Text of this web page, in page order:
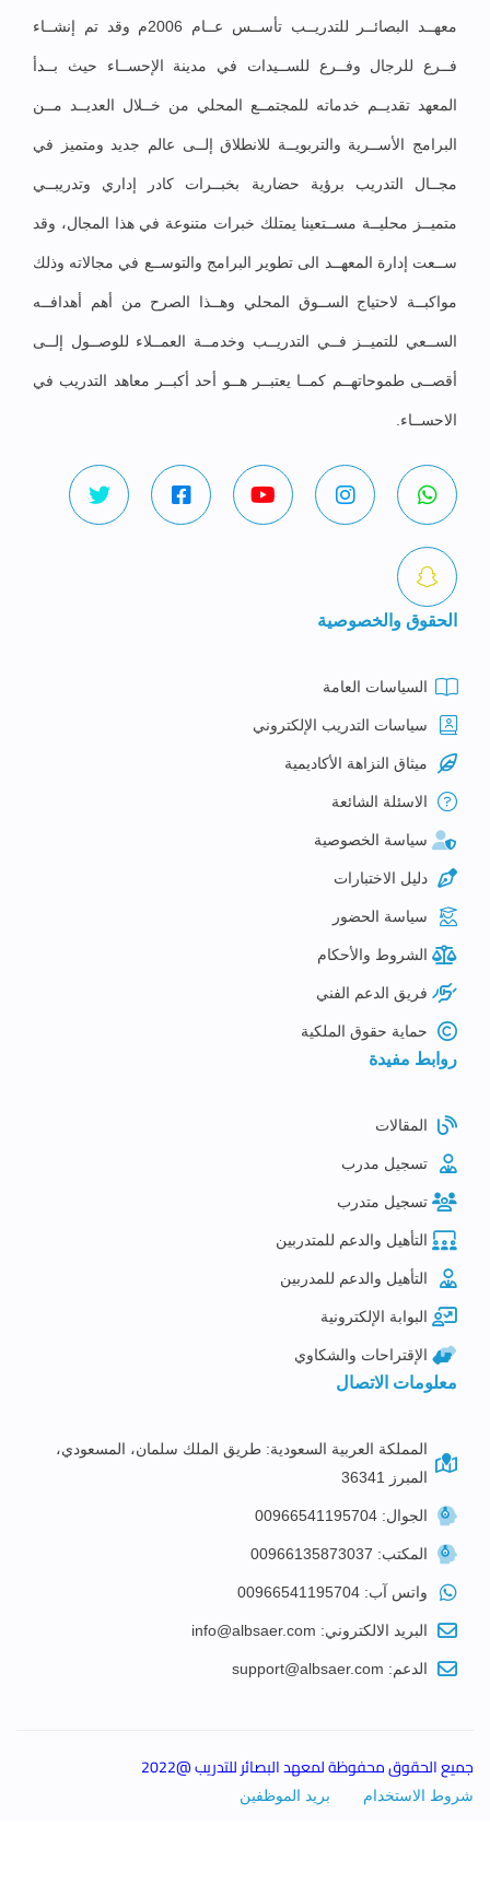
معهــد البصائــر للتدريــب تأســس عــام 2006م وقد تم إنشــاء
فــرع للرجال وفــرع للســيدات في مدينة الإحســاء حيث بــدأ
المعهد تقديــم خدماته للمجتمــع المحلي من خــلال العديــد مــن
البرامج الأســرية والتربويــة للانطلاق إلــى عالم جديد ومتميز في
مجــال التدريب برؤية حضارية بخبــرات كادر إداري وتدريبــي
متميــز محليــة مســتعينا يمتلك خبرات متنوعة في هذا المجال، وقد
ســعت إدارة المعهــد الى تطوير البرامج والتوســع في مجالاته وذلك
مواكبــة لاحتياج الســوق المحلي وهــذا الصرح من أهم أهدافــه
الســعي للتميــز فــي التدريــب وخدمــة العمــلاء للوصــول إلــى
أقصــى طموحاتهــم كمــا يعتبــر هــو أحد أكبــر معاهد التدريب في
الاحســاء.
الحقوق والخصوصية
السياسات العامة
سياسات التدريب الإلكتروني
ميثاق النزاهة الأكاديمية
الاسئلة الشائعة
سياسة الخصوصية
دليل الاختبارات
سياسة الحضور
الشروط والأحكام
فريق الدعم الفني
حماية حقوق الملكية
روابط مفيدة
المقالات
تسجيل مدرب
تسجيل متدرب
التأهيل والدعم للمتدربين
التأهيل والدعم للمدربين
البوابة الإلكترونية
الإقتراحات والشكاوي
معلومات الاتصال
المملكة العربية السعودية: طريق الملك سلمان، المسعودي،
المبرز 36341
الجوال: 00966541195704
المكتب: 00966135873037
واتس آب: 00966541195704
البريد الالكتروني: info@albsaer.com
الدعم: support@albsaer.com
جميع الحقوق محفوظة لمعهد البصائر للتدريب @2022
شروط الاستخدام بريد الموظفين